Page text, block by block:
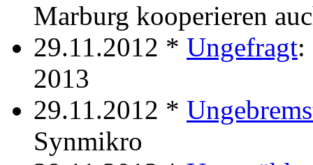
Marburg kooperieren
29.11.2012 * Ungefragt:
2013
29.11.2012 *
Synmikro